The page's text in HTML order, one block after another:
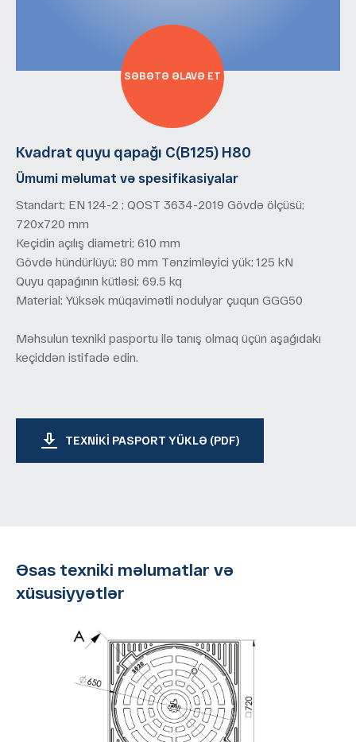
Kvadrat quyu qapağı С(В125) Н80
Ümumi məlumat və spesifikasiyalar
Standart; EN 124-2 ; QOST 3634-2019 Gövdə ölçüsü;
720х720 mm
Keçidin açılış diametri; 610 mm
Gövdə hündürlüyü; 80 mm Tənzimləyici yük; 125 kN
Quyu qapağının kütləsi; 69.5 kq
Material: Yüksək müqavimətli nodulyar çuqun GGG50
Məhsulun texniki pasportu ilə tanış olmaq üçün aşağıdakı
keçiddən istifadə edin.
TEXNIKI PASPORT YÜKLƏ (PDF)
SƏBƏTƏ ƏLAVƏ ET
Əsas texniki məlumatlar və
xüsusiyyətlər